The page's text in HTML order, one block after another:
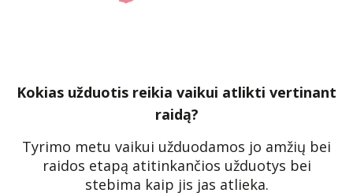
Kokias užduotis reikia vaikui atlikti vertinant
raidą?
Tyrimo metu vaikui užduodamos jo amžių bei
raidos etapą atitinkančios užduotys bei
stebima kaip jis jas atlieka.